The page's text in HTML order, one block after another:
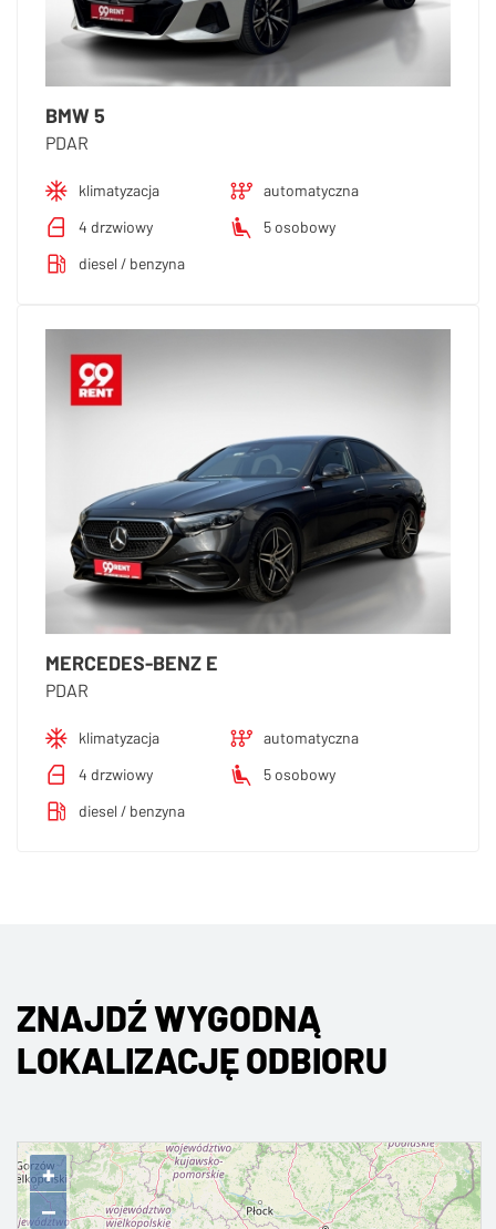
BMW 5
PDAR
klimatyzacja
automatyczna
4 drzwiowy
5 osobowy
diesel / benzyna
MERCEDES-BENZ E
PDAR
klimatyzacja
automatyczna
4 drzwiowy
5 osobowy
diesel / benzyna
ZNAJDŹ WYGODNĄ
LOKALIZACJĘ ODBIORU
+
−